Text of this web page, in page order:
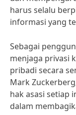
harus selalu
informasi yang
Sebagai
menjaga privasi
pribadi secara
Mark
hak asasi setiap
dalam